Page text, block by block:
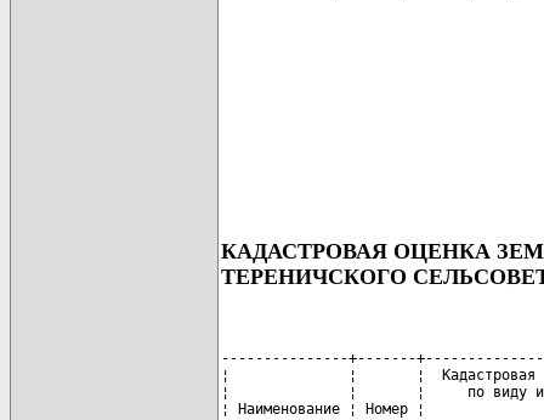
КАДАСТРОВАЯ ОЦЕНКА
ТЕРЕНИЧСКОГО
---------------+-------
¦              ¦       ¦  Кадастровая
¦              ¦       ¦     по виду
¦ Наименование ¦ Номер ¦